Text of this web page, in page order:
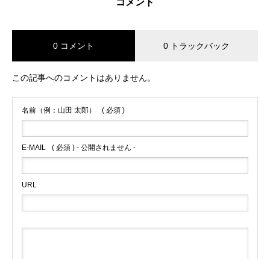
コメント
0 コメント 0 トラックバック
この記事へのコメントはありません。
名前（例：山田 太郎） ( 必須 )
E-MAIL ( 必須 ) - 公開されません -
URL